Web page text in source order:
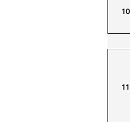
10
11